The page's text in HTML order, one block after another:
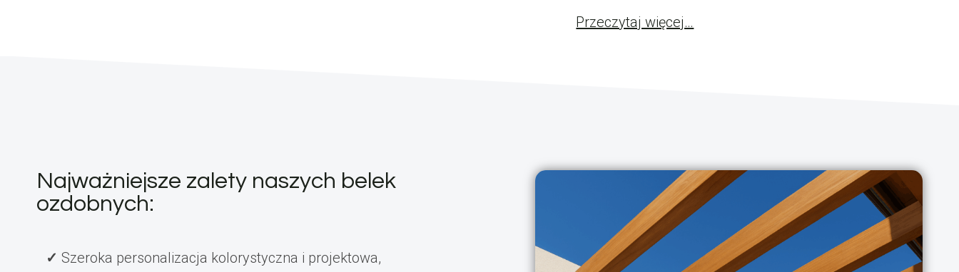
Przeczytaj więcej…
Najważniejsze zalety naszych belek
ozdobnych:
Szeroka personalizacja kolorystyczna i projektowa,